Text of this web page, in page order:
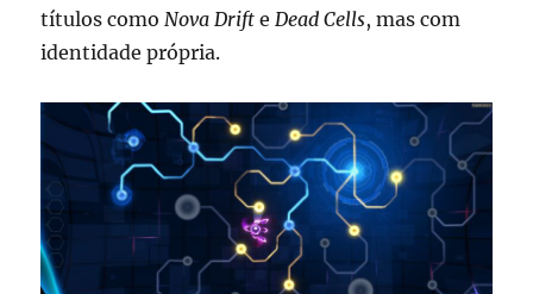
títulos comoNova Drift eDead Cells, mas com
identidade própria.